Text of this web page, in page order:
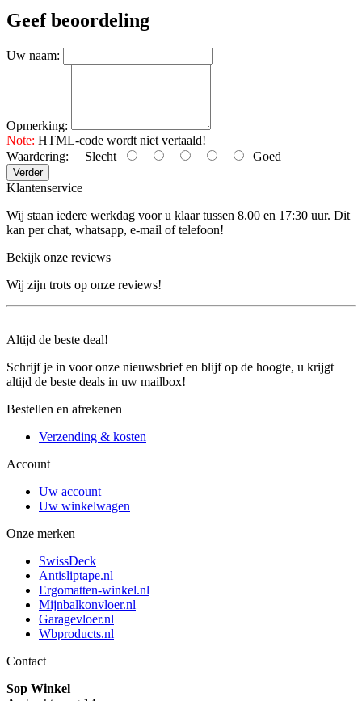
Geef beoordeling
Uw naam:
Opmerking:
Note: HTML-code wordt niet vertaald!
Waardering: Slecht Goed
Verder
Klantenservice
Wij staan iedere werkdag voor u klaar tussen 8.00 en 17:30 uur. Dit
kan per chat, whatsapp, e-mail of telefoon!
Bekijk onze reviews
Wij zijn trots op onze reviews!
Altijd de beste deal!
Schrijf je in voor onze nieuwsbrief en blijf op de hoogte, u krijgt
altijd de beste deals in uw mailbox!
Bestellen en afrekenen
Verzending & kosten
Account
Uw account
Uw winkelwagen
Onze merken
SwissDeck
Antisliptape.nl
Ergomatten-winkel.nl
Mijnbalkonvloer.nl
Garagevloer.nl
Wbproducts.nl
Contact
Sop Winkel